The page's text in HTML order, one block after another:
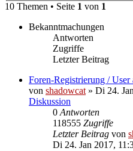
10 Themen • Seite 1 von 1
Bekanntmachungen
Antworten
Zugriffe
Letzter Beitrag
Foren-Registrierung / User
von shadowcat » Di 24.
Diskussion
0 Antworten
118555 Zugriffe
Letzter Beitrag von
Di 24. Jan 2017,